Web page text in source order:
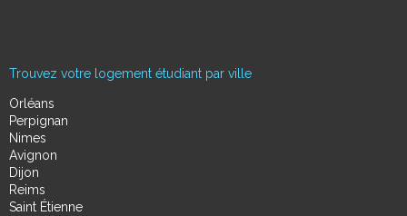
Trouvez votre logement étudiant par ville
Orléans
Perpignan
Nimes
Avignon
Dijon
Reims
Saint Étienne